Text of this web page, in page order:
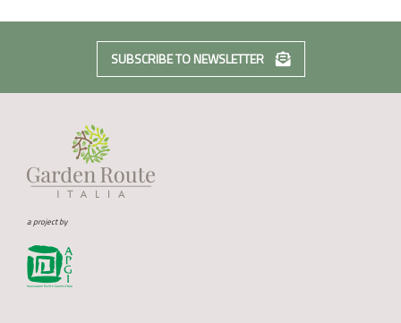
SUBSCRIBE TO NEWSLETTER
a project by